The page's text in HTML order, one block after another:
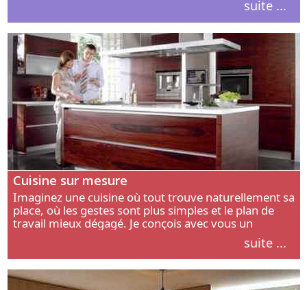
suite ...
Cuisine sur mesure
Imaginez une cuisine où tout trouve naturellement sa
place, où les gestes sont plus simples et le plan de
travail mieux dégagé. Je conçois avec vous un
aménagement adapté à votre manière de cuisiner, de
suite ...